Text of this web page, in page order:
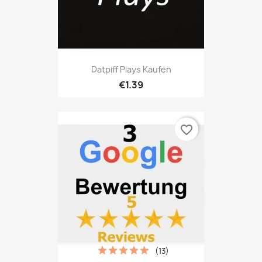
Datpiff Plays Kaufen
€1.39
(13)
favorite_border